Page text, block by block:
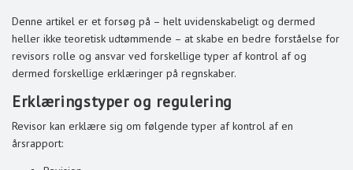
Denne artikel er et forsøg på – helt uvidenskabeligt og dermed
heller ikke teoretisk udtømmende – at skabe en bedre forståelse for
revisors rolle og ansvar ved forskellige typer af kontrol af og
dermed forskellige erklæringer på regnskaber.
Erklæringstyper og regulering
Revisor kan erklære sig om følgende typer af kontrol af en
årsrapport: